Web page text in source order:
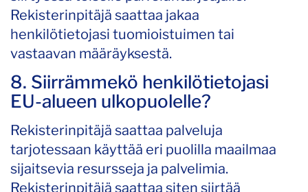
Rekisterinpitäjä saattaa jakaa
henkilötietojasi tuomioistuimen tai
vastaavan määräyksestä.
8. Siirrämmekö henkilötietojasi
EU-alueen ulkopuolelle?
Rekisterinpitäjä saattaa palveluja
tarjotessaan käyttää eri puolilla maailmaa
sijaitsevia resursseja ja palvelimia.
Rekisterinpitäjä saattaa siten siirtää